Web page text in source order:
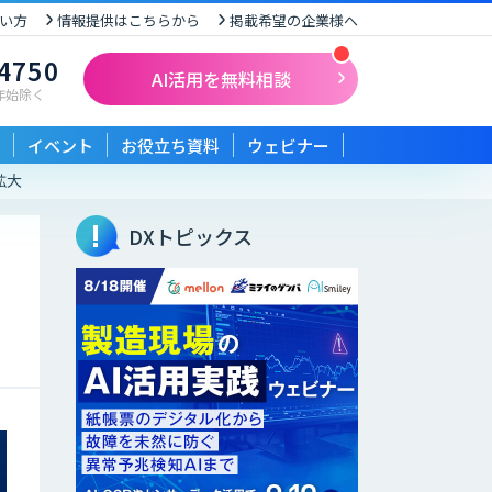
方 情報提供はこちらから 掲載希望の企業様へ
除く
AI活用を無料相談
イベント お役立ち資料 ウェビナー
大
DXトピックス